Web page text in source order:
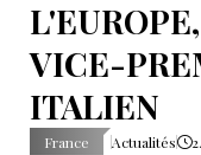
VICE-
ITALIEN
France Actualités